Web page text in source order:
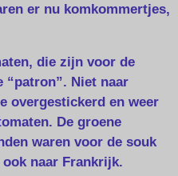
er nu komkommertjes,
die zijn voor de
“patron”. Niet naar
overgestickerd en weer
De groene
waren voor de souk
ook naar Frankrijk.